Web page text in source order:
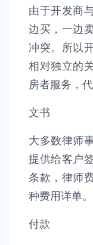
由于开发商
边买，一边
冲突。所以
相对独立的
房者服务，
文书
大多数律师
提供给客户
条款，律师
种费用详单。
付款